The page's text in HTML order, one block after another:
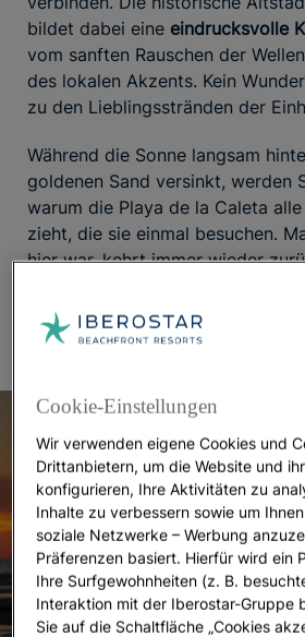
bildet dabei eine eindrucksvolle
vom sanften Rauschen der
des lokalen Akzents. Kein
zu den Lieblingsstränden der
Während die Sonne langsam
goldenen Sand versinkt, werden
warum die Playa de la Caleta alle
zieht, die sie einmal besuchen.
hier war, kehrt immer wieder
gemeinsam an diesen
Cookie-Einstellungen
Wir verwenden eigene Cookies und
Drittanbietern, um die Website und
konfigurieren, Ihre Aktivitäten zu
Inhalte zu verbessern sowie um
soziale Netzwerke – Werbung
Präferenzen basiert. Hierfür wird ein
Ihre Surfgewohnheiten (z. B.
Interaktion mit der Iberostar-Gruppe
Sie auf die Schaltfläche „Cookies